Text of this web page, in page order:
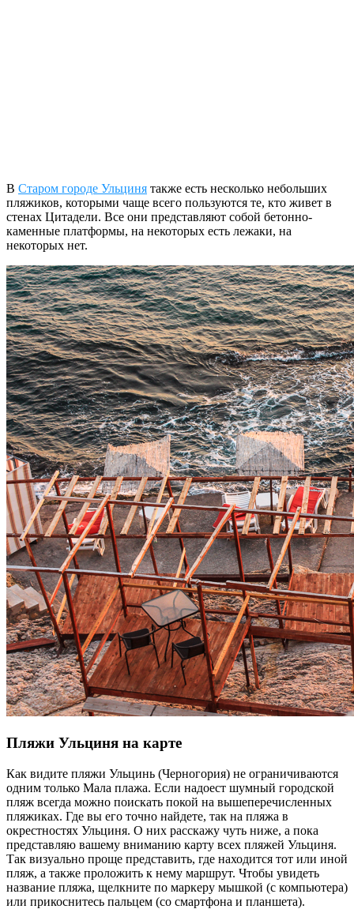
В Старом городе Ульциня также есть несколько небольших
пляжиков, которыми чаще всего пользуются те, кто живет в
стенах Цитадели. Все они представляют собой бетонно-
каменные платформы, на некоторых есть лежаки, на
некоторых нет.
Пляжи Ульциня на карте
Как видите пляжи Ульцинь (Черногория) не ограничиваются
одним только Мала плажа. Если надоест шумный городской
пляж всегда можно поискать покой на вышеперечисленных
пляжиках. Где вы его точно найдете, так на пляжа в
окрестностях Ульциня. О них расскажу чуть ниже, а пока
представляю вашему вниманию карту всех пляжей Ульциня.
Так визуально проще представить, где находится тот или иной
пляж, а также проложить к нему маршрут. Чтобы увидеть
название пляжа, щелкните по маркеру мышкой (с компьютера)
или прикоснитесь пальцем (со смартфона и планшета).